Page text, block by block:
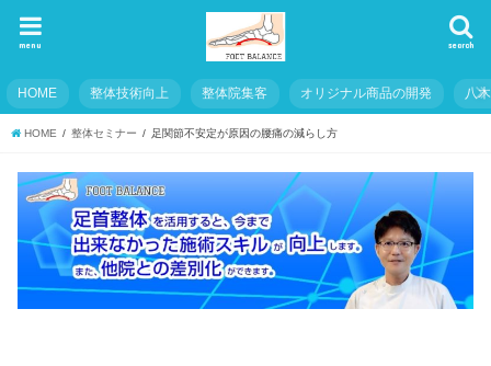
search
menu
HOME 整体技術向上 整体院集客 オリジナル商品の開発 八
HOME 整体セミナー 足関節不安定が原因の腰痛の減らし方